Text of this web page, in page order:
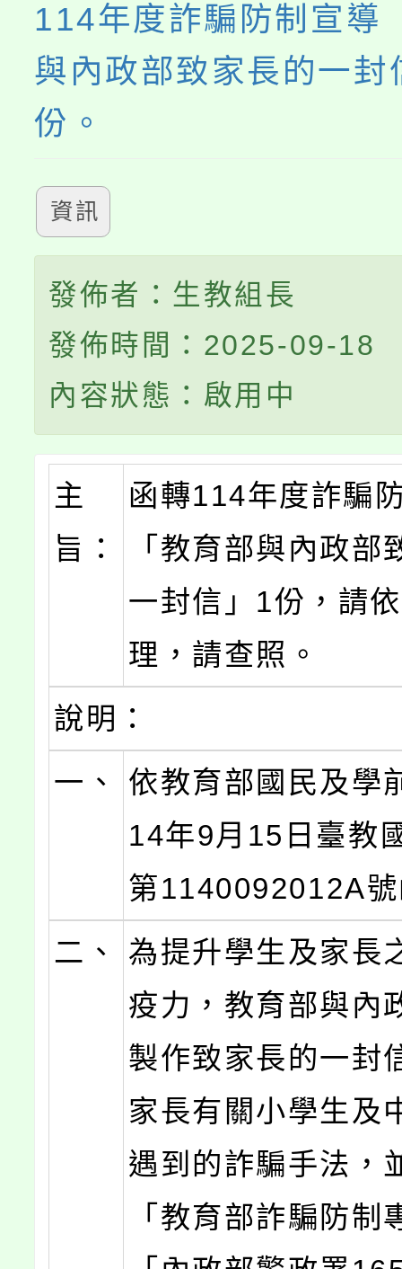
114年度詐騙防制宣導
與內政部致家長的一封
份。
資訊
發佈者：生教組長
發佈時間：2025-09-18
內容狀態：啟用中
主
旨：
函轉114年度詐騙
「教育部與內政部
一封信」1份，請
理，請查照。
說明：
一、
依教育部國民及學
14年9月15日臺教
第1140092012A
二、
為提升學生及家長
疫力，教育部與內
製作致家長的一封
家長有關小學生及
遇到的詐騙手法，
「教育部詐騙防制